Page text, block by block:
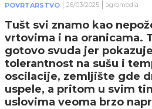
POVRTARSTVO 26/03/2025 agromedia
Tušt svi znamo kao
vrtovima i na oranicama.
gotovo svuda jer
tolerantnost na sušu i
oscilacije, zemljište gde
uspele, a pritom u svim
uslovima veoma brzo